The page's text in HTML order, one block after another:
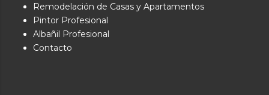
Remodelación de Casas y Apartamentos
Pintor Profesional
Albañil Profesional
Contacto